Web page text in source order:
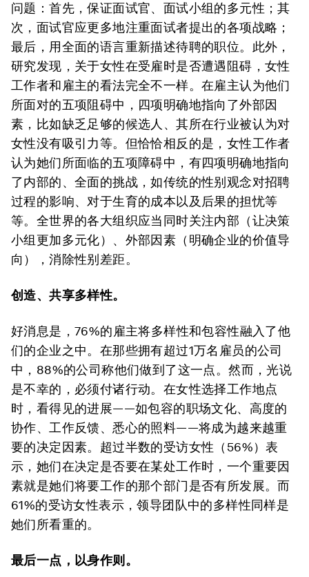
问题：首先，保证面试官、面试小组的多元性；其
次，面试官应更多地注重面试者提出的各项战略；
最后，用全面的语言重新描述待聘的职位。此外，
研究发现，关于女性在受雇时是否遭遇阻碍，女性
工作者和雇主的看法完全不一样。在雇主认为他们
所面对的五项阻碍中，四项明确地指向了外部因
素，比如缺乏足够的候选人、其所在行业被认为对
女性没有吸引力等。但恰恰相反的是，女性工作者
认为她们所面临的五项障碍中，有四项明确地指向
了内部的、全面的挑战，如传统的性别观念对招聘
过程的影响、对于生育的成本以及后果的担忧等
等。全世界的各大组织应当同时关注内部（让决策
小组更加多元化）、外部因素（明确企业的价值导
向），消除性别差距。
创造、共享多样性。
好消息是，76%的雇主将多样性和包容性融入了他
们的企业之中。在那些拥有超过1万名雇员的公司
中，88%的公司称他们做到了这一点。然而，光说
是不幸的，必须付诸行动。在女性选择工作地点
时，看得见的进展——如包容的职场文化、高度的
协作、工作反馈、悉心的照料——将成为越来越重
要的决定因素。超过半数的受访女性（56%）表
示，她们在决定是否要在某处工作时，一个重要因
素就是她们将要工作的那个部门是否有所发展。而
61%的受访女性表示，领导团队中的多样性同样是
她们所看重的。
最后一点，以身作则。